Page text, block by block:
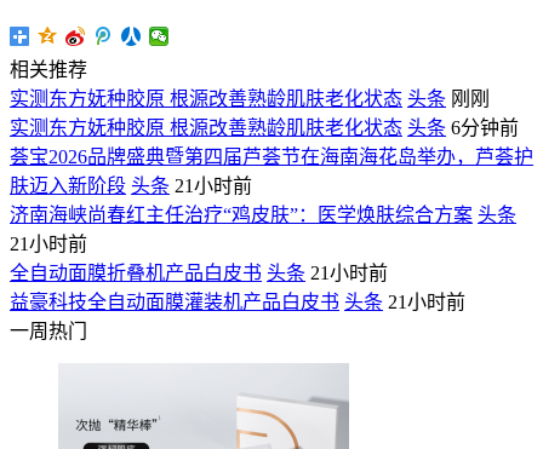
相关推荐
实测东方妩种胶原 根源改善熟龄肌肤老化状态 头条 刚刚
实测东方妩种胶原 根源改善熟龄肌肤老化状态 头条 6分钟前
荟宝2026品牌盛典暨第四届芦荟节在海南海花岛举办，芦荟护
肤迈入新阶段 头条 21小时前
济南海峡尚春红主任治疗“鸡皮肤”：医学焕肤综合方案 头条
21小时前
全自动面膜折叠机产品白皮书 头条 21小时前
益豪科技全自动面膜灌装机产品白皮书 头条 21小时前
一周热门